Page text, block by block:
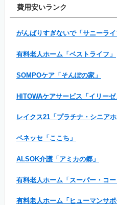
費用安いランク
がんばりすぎないで「サニーライ
有料老人ホーム「ベストライフ」
SOMPOケア「そんぽの家」
HITOWAケアサービス「イリーゼ
レイクス21「プラチナ・シニアホ
ベネッセ「ここち」
ALSOK介護「アミカの郷」
有料老人ホーム「スーパー・コー
有料老人ホーム「ヒューマンサポ